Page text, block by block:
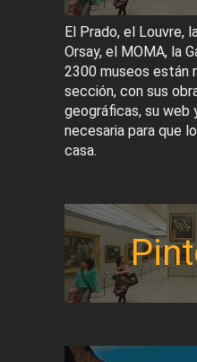
El Prado, el Louvre,
Orsay, el MOMA, la
2300 museos están
sección, con sus
geográficas, su web
necesaria para que
casa.